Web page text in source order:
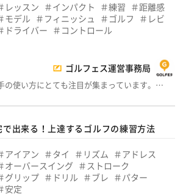
レッスン インパクト 練習
距離感
モデル
フィニッシュ ゴルフ
レビ
ドライバー
コントロール
ゴルフェス運営事務局
の使い方にとても注目が集まっています。…
で出来る！上達するゴルフの練習方法
アイアン タイ リズム
アドレス
オーバースイング
ストローク
グリップ
ドリル ブレ
パター
安定